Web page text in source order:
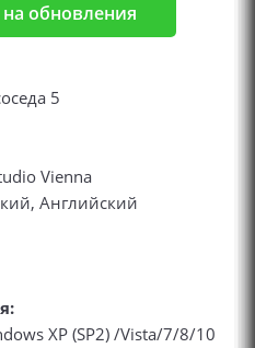
обновления
5
Vienna
Английский
XP (SP2) /Vista/7/8/10